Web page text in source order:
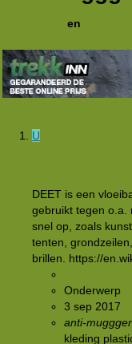
en
U
DEET is een
gebruikt tegen o.a.
snel op, zoals
tenten,
brillen. https://
Onderwerp
3 sep 2017
anti-
kleding